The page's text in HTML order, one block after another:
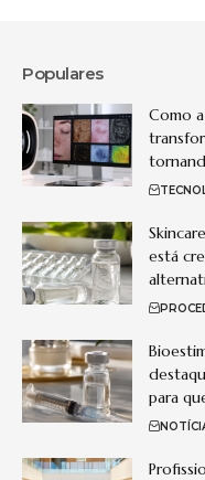
Populares
Como
está
para